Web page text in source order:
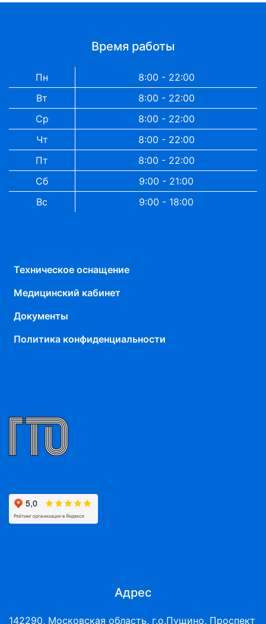
Время работы
Пн
8:00 - 22:00
Вт
8:00 - 22:00
Ср
8:00 - 22:00
Чт
8:00 - 22:00
Пт
8:00 - 22:00
Сб
9:00 - 21:00
Вс
9:00 - 18:00
Техническое оснащение
Медицинский кабинет
Документы
Политика конфиденциальности
Адрес
142290, Московская область, г.о.Пущино, Проспект